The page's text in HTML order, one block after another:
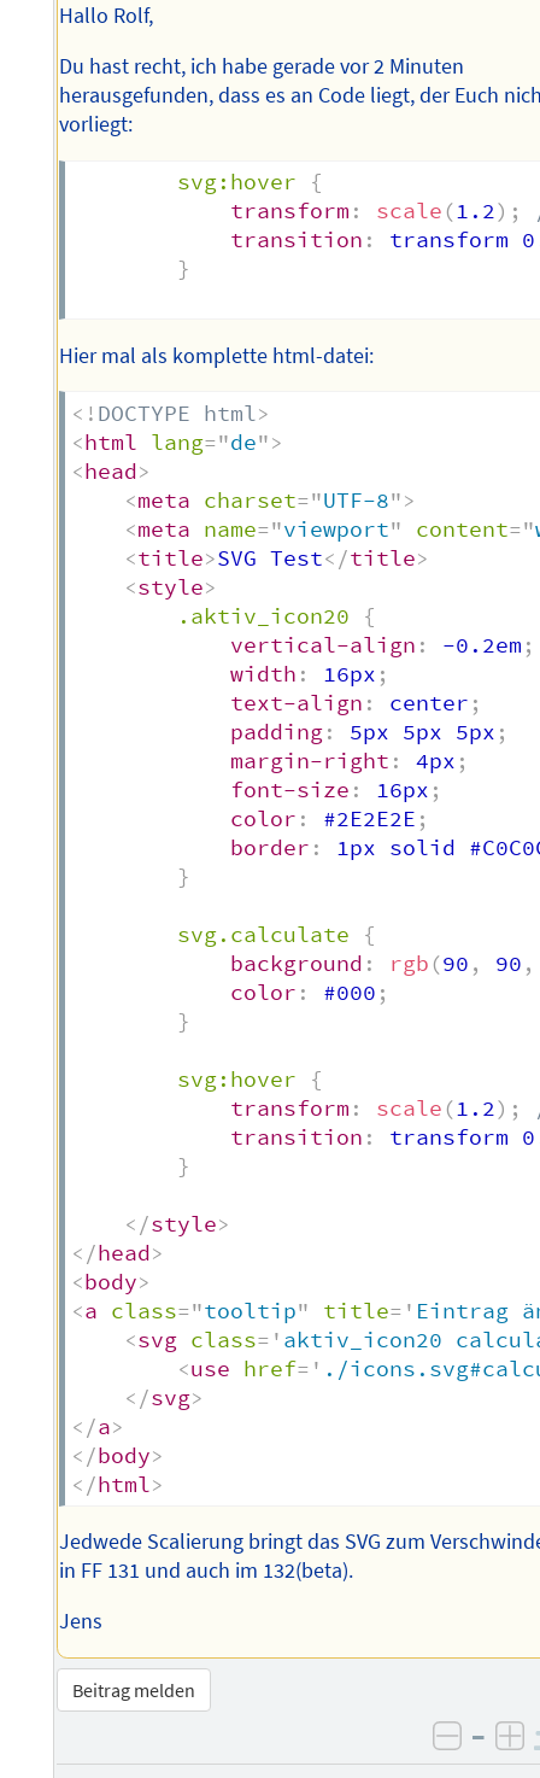
Hallo Rolf,
Du hast recht, ich habe gerade vor 2 Minuten
herausgefunden, dass es an Code liegt, der Euch
vorliegt:
svg:hover
{
transform : scale (1.2) ;
transition :
transform
}
Hier mal als komplette html-datei:
<! DOCTYPE html>
<html lang="de">
<head>
<meta charset="UTF-8">
<meta name="viewport" content="
<title>SVG Test</title>
<style>
.aktiv_icon20
{
vertical-align : -0.2em ;
width : 16px ;
text-align : center ;
padding: 5px 5px 5px ;
margin-right : 4px ;
font-size : 16px ;
color : #2E2E2E ;
border :
1px solid
}
svg.calculate
{
background : rgb (90 , 90 ,
color : #000 ;
}
svg:hover
{
transform : scale (1.2) ;
transition :
transform
}
</style>
</head>
<body>
<a class="tooltip" title= ' Eintrag
<svg class= ' aktiv_icon20
<use href= ' ./
</svg>
</a>
</body>
</html>
Jedwede Scalierung bringt das SVG zum
in FF 131 und auch im 132(beta).
Jens
Beitrag melden
–